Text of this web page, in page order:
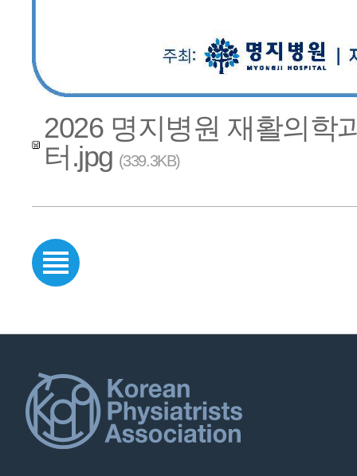
2026 명지병원 재활의학
터.jpg (339.3KB)